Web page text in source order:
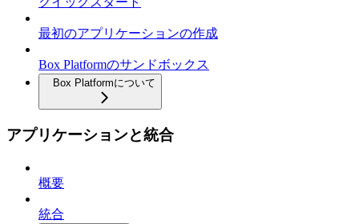
最初のアプリケーションの作成
Box Platformのサンドボックス
Box Platformについて
アプリケーションと統合
概要
統合